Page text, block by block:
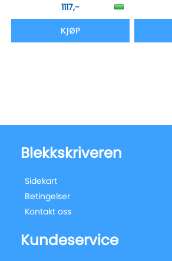
1117,-
KJØP
Blekkskriveren
Sidekart
Betingelser
Kontakt oss
Kundeservice